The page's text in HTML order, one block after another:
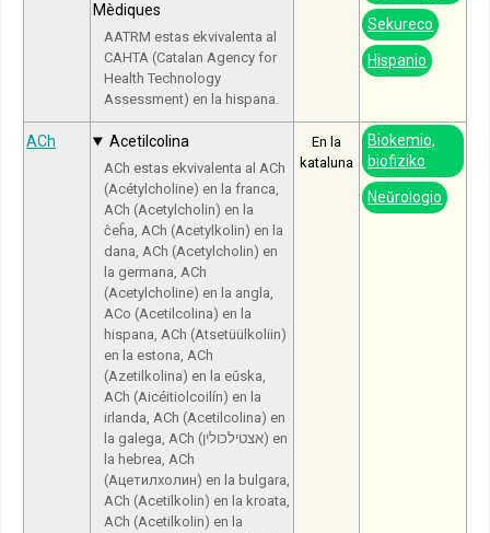
Mèdiques
AATRM estas ekvivalenta al
CAHTA (Catalan Agency for
Health Technology
Assessment) en la hispana.
Sekureco
Hispanio
ACh Acetilcolina
ACh estas ekvivalenta al ACh
(Acétylcholine) en la franca,
ACh (Acetylcholin) en la
ĉeĥa, ACh (Acetylkolin) en la
dana, ACh (Acetylcholin) en
la germana, ACh
(Acetylcholine) en la angla,
ACo (Acetilcolina) en la
hispana, ACh (Atsetüülkoliin)
en la estona, ACh
(Azetilkolina) en la eŭska,
ACh (Aicéitiolcoilín) en la
irlanda, ACh (Acetilcolina) en
la galega, ACh (אצטילכולין) en
la hebrea, ACh
(Ацетилхолин) en la bulgara,
ACh (Acetilkolin) en la kroata,
ACh (Acetilkolin) en la
En la
kataluna
Biokemio,
biofiziko
Neŭrologio